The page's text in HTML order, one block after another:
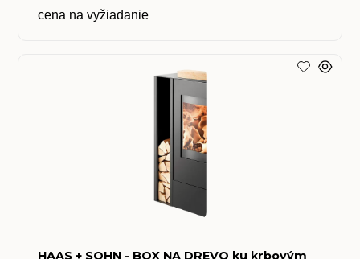
cena na vyžiadanie
HAAS + SOHN - BOX NA DREVO ku krbovým